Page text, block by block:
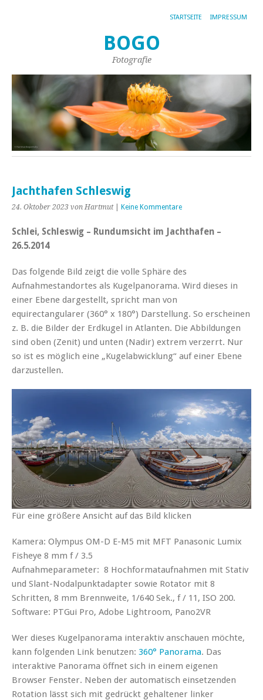
STARTSEITE IMPRESSUM
BOGO
Fotografie
Jachthafen Schleswig
24. Oktober 2023 von Hartmut| Keine Kommentare
Schlei, Schleswig – Rundumsicht im Jachthafen –
26.5.2014
Das folgende Bild zeigt die volle Sphäre des
Aufnahmestandortes als Kugelpanorama. Wird dieses in
einer Ebene dargestellt, spricht man von
equirectangularer (360° x 180°) Darstellung. So erscheinen
z. B. die Bilder der Erdkugel in Atlanten. Die Abbildungen
sind oben (Zenit) und unten (Nadir) extrem verzerrt. Nur
so ist es möglich eine „Kugelabwicklung“ auf einer Ebene
darzustellen.
Für eine größere Ansicht auf das Bild klicken
Kamera: Olympus OM-D E-M5 mit MFT Panasonic Lumix
Fisheye 8 mm f / 3.5
Aufnahmeparameter: 8 Hochformataufnahmen mit Stativ
und Slant-Nodalpunktadapter sowie Rotator mit 8
Schritten, 8 mm Brennweite, 1/640 Sek., f / 11, ISO 200.
Software: PTGui Pro, Adobe Lightroom, Pano2VR
Wer dieses Kugelpanorama interaktiv anschauen möchte,
kann folgenden Link benutzen: 360° Panorama. Das
interaktive Panorama öffnet sich in einem eigenen
Browser Fenster. Neben der automatisch einsetzenden
Rotation lässt sich mit gedrückt gehaltener linker